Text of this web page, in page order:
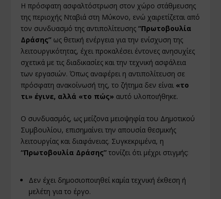
Η πρόσφατη ασφαλτόστρωση στον χώρο στάθμευσης
της περιοχής Νταβιά στη Μύκονο, ενώ χαιρετίζεται από
τον συνδυασμό της αντιπολίτευσης “Πρωτοβουλία
Δράσης” ως θετική ενέργεια για την ενίσχυση της
λειτουργικότητας, έχει προκαλέσει έντονες ανησυχίες
σχετικά με τις διαδικασίες και την τεχνική ασφάλεια
των εργασιών. Όπως αναφέρει η αντιπολίτευση σε
πρόσφατη ανακοίνωσή της, το ζήτημα δεν είναι «το
τι» έγινε, αλλά «το πώς» αυτό υλοποιήθηκε.
Ο συνδυασμός, ως μείζονα μειοψηφία του Δημοτικού
Συμβουλίου, επισημαίνει την απουσία θεσμικής
λειτουργίας και διαφάνειας. Συγκεκριμένα, η
“Πρωτοβουλία Δράσης” τονίζει ότι μέχρι στιγμής:
Δεν έχει δημοσιοποιηθεί καμία τεχνική έκθεση ή
μελέτη για το έργο.